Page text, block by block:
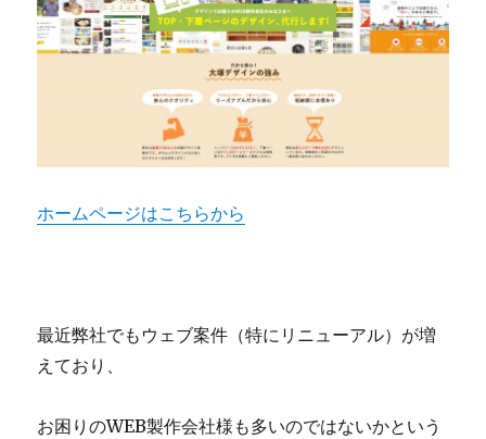
ホームページはこちらから
最近弊社でもウェブ案件（特にリニューアル）が増
えており、
お困りのWEB製作会社様も多いのではないかという